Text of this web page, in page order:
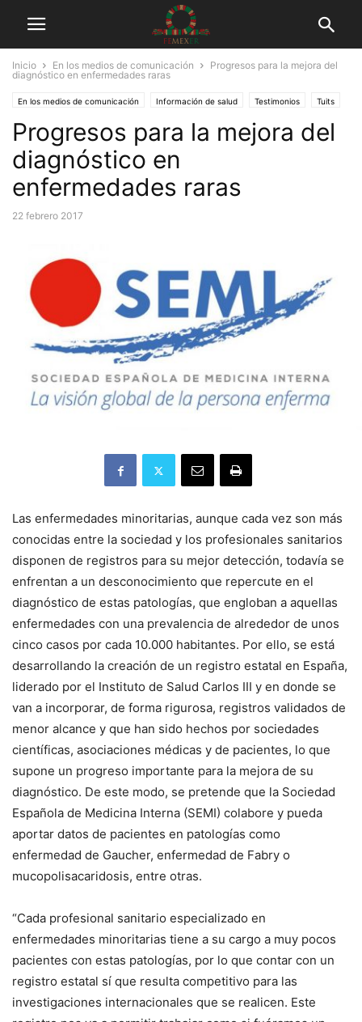
Inicio En los medios de comunicación
Progresos para la mejora del
diagnóstico en enfermedades raras
En los medios de comunicación Información de salud Testimonios Tuits
Progresos para la mejora del
diagnóstico en
enfermedades raras
22 febrero 2017
Las enfermedades minoritarias, aunque cada vez son más
conocidas entre la sociedad y los profesionales sanitarios
disponen de registros para su mejor detección, todavía se
enfrentan a un desconocimiento que repercute en el
diagnóstico de estas patologías, que engloban a aquellas
enfermedades con una prevalencia de alrededor de unos
cinco casos por cada 10.000 habitantes. Por ello, se está
desarrollando la creación de un registro estatal en España,
liderado por el Instituto de Salud Carlos III y en donde se
van a incorporar, de forma rigurosa, registros validados de
menor alcance y que han sido hechos por sociedades
científicas, asociaciones médicas y de pacientes, lo que
supone un progreso importante para la mejora de su
diagnóstico. De este modo, se pretende que la Sociedad
Española de Medicina Interna (SEMI) colabore y pueda
aportar datos de pacientes en patologías como
enfermedad de Gaucher, enfermedad de Fabry o
mucopolisacaridosis, entre otras.
“Cada profesional sanitario especializado en
enfermedades minoritarias tiene a su cargo a muy pocos
pacientes con estas patologías, por lo que contar con un
registro estatal sí que resulta competitivo para las
investigaciones internacionales que se realicen. Este